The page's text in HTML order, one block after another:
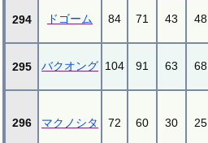
294 ドゴーム 84 71 43 48
295 バクオング 104 91 63 68
296 マクノシタ 72 60 30 25